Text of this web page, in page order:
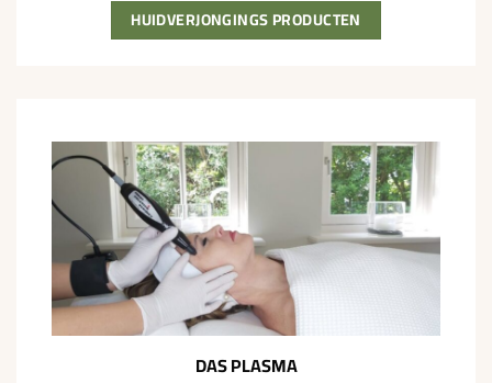
HUIDVERJONGINGS PRODUCTEN
DAS PLASMA